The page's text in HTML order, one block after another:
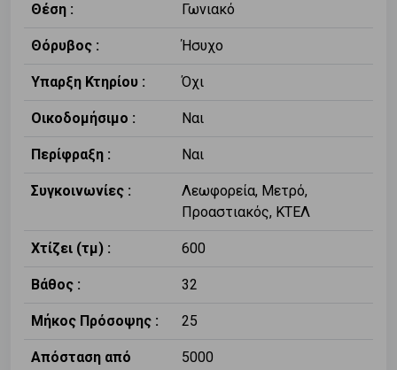
Θέση : Γωνιακό
Θόρυβος : Ήσυχο
Υπαρξη Κτηρίου : Όχι
Οικοδομήσιμο : Ναι
Περίφραξη : Ναι
Συγκοινωνίες :
Λεωφορεία, Μετρό,
Προαστιακός, ΚΤΕΛ
Χτίζει (τμ) : 600
Βάθος : 32
Μήκος Πρόσοψης : 25
Απόσταση από 5000